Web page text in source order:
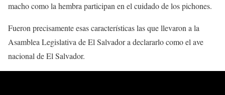
macho como la hembra participan en el cuidado de los pichones.
Fueron precisamente esas características las que llevaron a la
Asamblea Legislativa de El Salvador a declararlo como el ave
nacional de El Salvador.